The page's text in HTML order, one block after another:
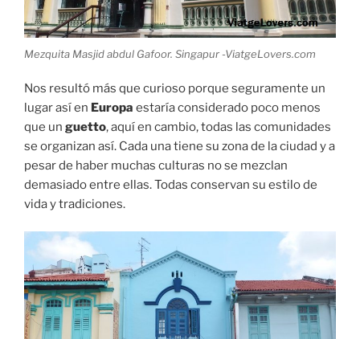
Mezquita Masjid abdul Gafoor. Singapur -ViatgeLovers.com
Nos resultó más que curioso porque seguramente un
lugar así en Europa estaría considerado poco menos
que un guetto, aquí en cambio, todas las comunidades
se organizan así. Cada una tiene su zona de la ciudad y a
pesar de haber muchas culturas no se mezclan
demasiado entre ellas. Todas conservan su estilo de
vida y tradiciones.